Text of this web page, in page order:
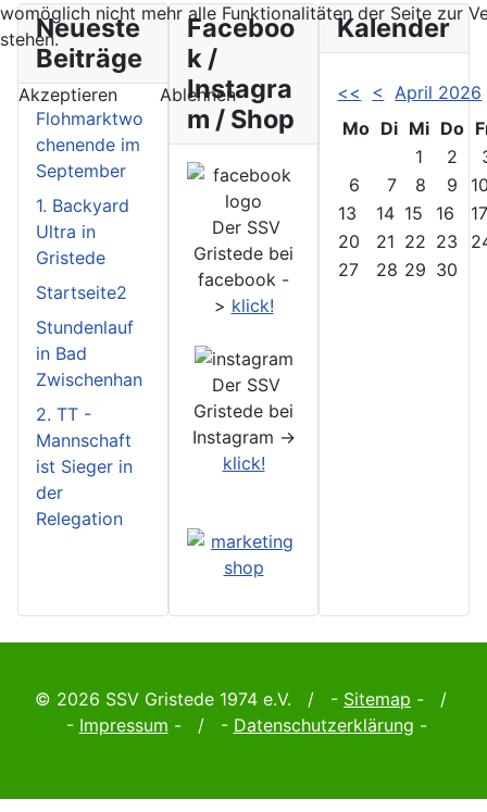
Neueste
Beiträge
Flohmarktwo
chenende im
September
1. Backyard
Ultra in
Gristede
Startseite2
Stundenlauf
in Bad
Zwischenhan
2. TT -
Mannschaft
ist Sieger in
der
Relegation
Faceboo
k /
Instagra
m / Shop
Der SSV
Gristede bei
facebook -
> klick!
Der SSV
Gristede bei
Instagram ->
klick!
Kalender
<< <
April 2026
Mo Di Mi Do
1
2
6
7 8 9
13
14 15 16
20
21 22 23
27
28 29 30
© 2026 SSV Gristede 1974 e.V. / - Sitemap - /
- Impressum - / - Datenschutzerklärung -
womöglich nicht mehr alle Funktionalitäten der Seite zur
stehen.
Akzeptieren Ablehnen